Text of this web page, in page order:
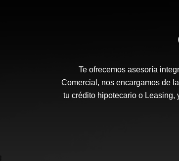
Te ofrecemos asesoría
Comercial, nos encargamos de
tu crédito hipotecario o Leasing,